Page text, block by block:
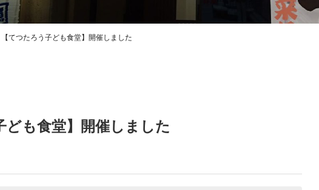
【てつたろう子ども食堂】開催しました
ども食堂】開催しました